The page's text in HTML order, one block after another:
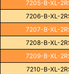
7205-B-XL-
7206-B-XL-
7207-B-XL-
7208-B-XL-
7209-B-XL-
7210-B-XL-